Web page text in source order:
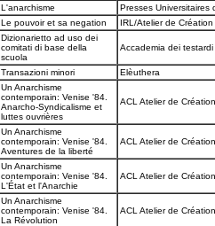
L'anarchisme
Presses Universitaires
Le pouvoir et sa negation IRL/Atelier de
Dizionarietto ad uso dei
comitati di base della
scuola
Accademia dei testardi
Transazioni minori Elèuthera
Un Anarchisme
contemporain: Venise '84.
Anarcho-Syndicalisme et
luttes ouvrières
ACL Atelier de
Un Anarchisme
contemporain: Venise '84.
Aventures de la liberté
ACL Atelier de
Un Anarchisme
contemporain: Venise '84.
L'État et l'Anarchie
ACL Atelier de
Un Anarchisme
contemporain: Venise '84.
La Révolution
ACL Atelier de